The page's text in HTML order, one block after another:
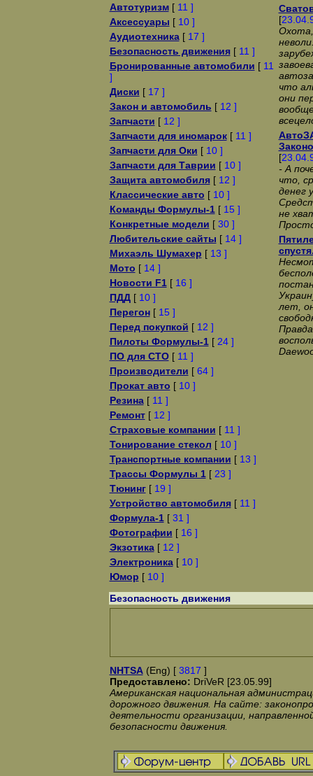
Автотуризм[ 11 ]
Аксессуары [ 10 ]
Аудиотехника[ 17 ]
Безопасность движения[ 11 ]
Бронированные автомобили [ 11
]
Диски [ 17 ]
Закон и автомобиль [ 12 ]
Запчасти [ 12 ]
Запчасти для иномарок[ 11 ]
Запчасти для Оки [ 10 ]
Запчасти для Таврии [ 10 ]
Защита автомобиля[ 12 ]
Классические авто [ 10 ]
Команды Формулы-1[ 15 ]
Конкретные модели [ 30 ]
Любительские сайты [ 14 ]
Михаэль Шумахер [ 13 ]
Мото [ 14 ]
Новости F1[ 16 ]
ПДД[ 10 ]
Перегон[ 15 ]
Перед покупкой [ 12 ]
Пилоты Формулы-1[ 24 ]
ПО для СТО[ 11 ]
Производители [ 64 ]
Прокат авто [ 10 ]
Резина[ 11 ]
Ремонт[ 12 ]
Страховые компании [ 11 ]
Тонирование стекол [ 10 ]
Транспортные компании [ 13 ]
Трассы Формулы 1[ 23 ]
Тюнинг[ 19 ]
Устройство автомобиля[ 11 ]
Формула-1[ 31 ]
Фотографии [ 16 ]
Экзотика[ 12 ]
Электроника[ 10 ]
Юмор [ 10 ]
[
что
они
[
- А
что,
денег
не
лет,
Безопасность движения
NHTSA(Eng) [ 3817 ]
Предоставлено: DriVeR [23.05.99]
Американская национальная
дорожного движения. На сайте:
деятельности организации,
безопасности движения.